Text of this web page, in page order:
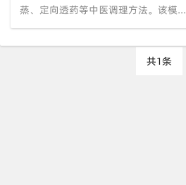
蒸、定向透药等中医调理方法。该模...
共1条